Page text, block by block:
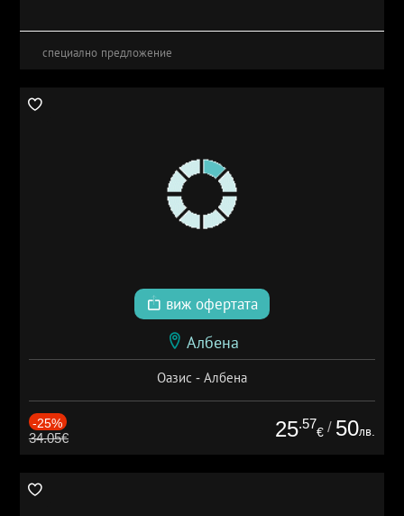
специално предложение
виж офертата
Албена
Оазис - Албена
-25%
34.05€ 25.57
€ / 50лв.